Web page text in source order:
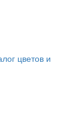
цветов и